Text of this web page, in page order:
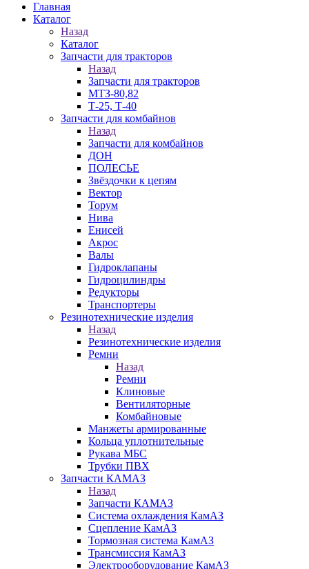
Главная
Каталог
Назад
Каталог
Запчасти для тракторов
Назад
Запчасти для тракторов
МТЗ-80,82
Т-25, Т-40
Запчасти для комбайнов
Назад
Запчасти для комбайнов
ДОН
ПОЛЕСЬЕ
Звёздочки к цепям
Вектор
Торум
Нива
Енисей
Акрос
Валы
Гидроклапаны
Гидроцилиндры
Редукторы
Транспортеры
Резинотехнические изделия
Назад
Резинотехнические изделия
Ремни
Назад
Ремни
Клиновые
Вентиляторные
Комбайновые
Манжеты армированные
Кольца уплотнительные
Рукава МБС
Трубки ПВХ
Запчасти КАМАЗ
Назад
Запчасти КАМАЗ
Система охлаждения КамАЗ
Сцепление КамАЗ
Тормозная система КамАЗ
Трансмиссия КамАЗ
Электрооборудование КамАЗ